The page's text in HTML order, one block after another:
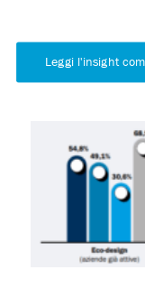
Leggi l'insight